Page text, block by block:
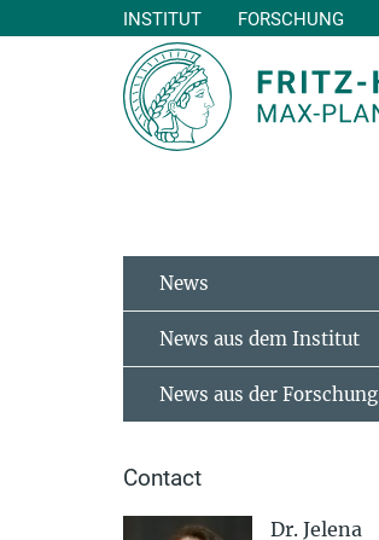
INSTITUT FORSCHUNG
News
News aus dem Institut
News aus der Forschung
Contact
Dr. Jelena